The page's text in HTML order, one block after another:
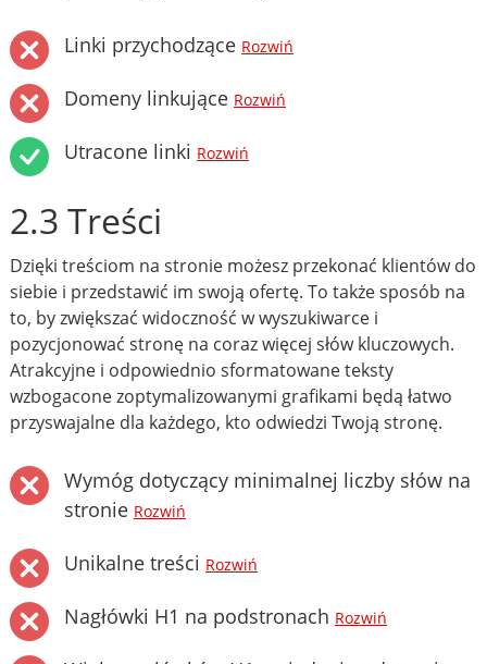
Linki przychodzące Rozwiń
Domeny linkujące Rozwiń
Utracone linki Rozwiń
2.3 Treści
Dzięki treściom na stronie możesz przekonać klientów do
siebie i przedstawić im swoją ofertę. To także sposób na
to, by zwiększać widoczność w wyszukiwarce i
pozycjonować stronę na coraz więcej słów kluczowych.
Atrakcyjne i odpowiednio sformatowane teksty
wzbogacone zoptymalizowanymi grafikami będą łatwo
przyswajalne dla każdego, kto odwiedzi Twoją stronę.
Wymóg dotyczący minimalnej liczby słów na
stronie Rozwiń
Unikalne treści Rozwiń
Nagłówki H1 na podstronach Rozwiń